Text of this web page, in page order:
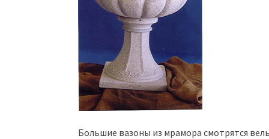
Большие вазоны из мрамора смотрятся